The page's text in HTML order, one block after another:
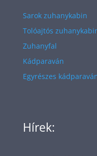
Sarok zuhanykabin
Tolóajtós
Zuhanyfal
Kádparaván
Egyrészes
Hírek: